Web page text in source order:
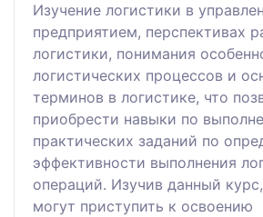
Изучение логистики в
предприятием, перспективах
логистики, понимания
логистических процессов и
терминов в логистике, что
приобрести навыки по
практических заданий по
эффективности выполнения
операций. Изучив данный
могут приступить к освоению